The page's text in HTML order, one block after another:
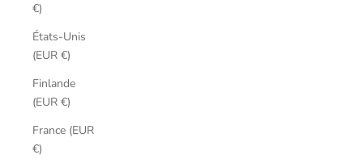
€)
États-Unis
(EUR €)
Finlande
(EUR €)
France (EUR
€)